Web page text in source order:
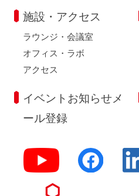
施設・アクセス
ラウンジ・会議室
オフィス・ラボ
アクセス
イベントお知らせメ
ール登録